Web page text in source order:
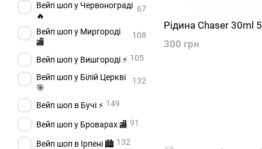
Рідина Chaser 30ml
300 грн
Вейп шоп у Червонограді
🔥
67
Вейп шоп у Миргороді
🏬
108
Вейп шоп у Вишгороді ⚡ 105
Вейп шоп у Білій Церкві
🎯
132
Вейп шоп в Бучі ⚡ 149
Вейп шоп у Броварах 🏬 91
Вейп шоп в Ірпені 🏙️ 132